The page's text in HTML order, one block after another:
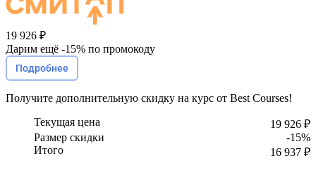
19 926 ₽
Дарим ещё -15% по промокоду
Подробнее
Получите дополнительную скидку на курс от Best Courses!
Текущая цена
19 926 ₽
Размер скидки
-15%
Итого
16 937 ₽